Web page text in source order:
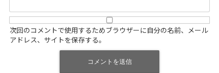
次回のコメントで使用するためブラウザーに自分の名前、メール
アドレス、サイトを保存する。